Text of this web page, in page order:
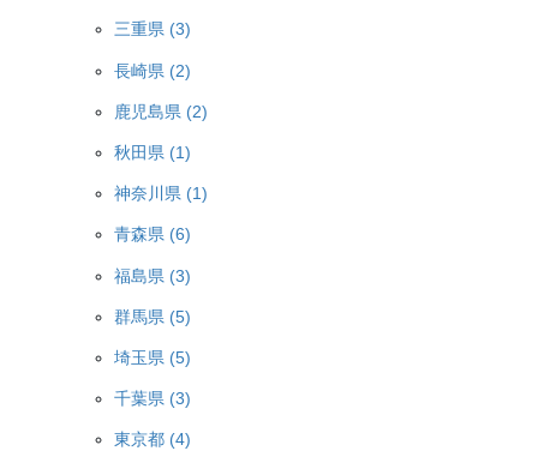
三重県 (3)
長崎県 (2)
鹿児島県 (2)
秋田県 (1)
神奈川県 (1)
青森県 (6)
福島県 (3)
群馬県 (5)
埼玉県 (5)
千葉県 (3)
東京都 (4)